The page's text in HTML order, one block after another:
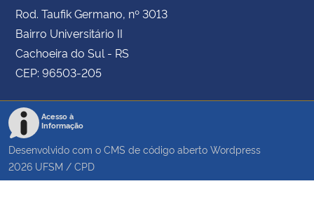
Rod. Taufik Germano, nº 3013
Bairro Universitário II
Cachoeira do Sul - RS
CEP: 96503-205
Acesso à
Informação
Desenvolvido com o CMS de código aberto Wordpress
2026 UFSM / CPD